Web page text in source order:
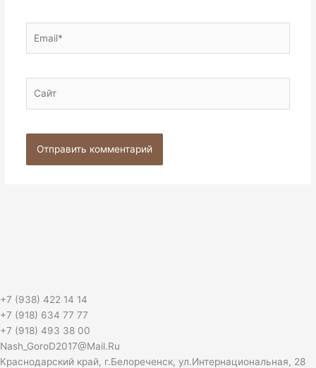
+7 (938) 422 14 14
+7 (918) 634 77 77
+7 (918) 493 38 00
Nash_GoroD2017@Mail.Ru
Краснодарский край, г.Белореченск, ул.Интернациональная, 28